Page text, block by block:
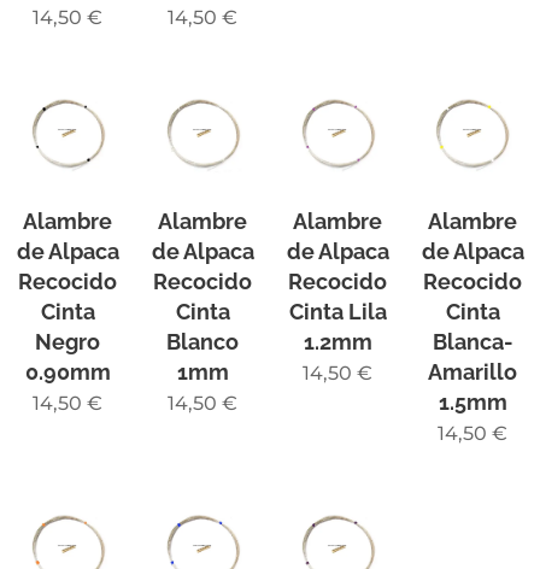
14,50 € 14,50 €
Alambre
de Alpaca
Recocido
Cinta
Negro
0.90mm
14,50 €
Alambre
de Alpaca
Recocido
Cinta
Blanco
1mm
14,50 €
Alambre
de Alpaca
Recocido
Cinta Lila
1.2mm
14,50 €
Alambre
de Alpaca
Recocido
Cinta
Blanca-
Amarillo
1.5mm
14,50 €